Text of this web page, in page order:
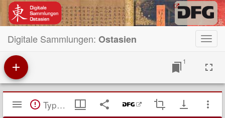
Digitale Sammlungen: Ostasien
1
Mirador
Viewer TypeError: Failed to fetch